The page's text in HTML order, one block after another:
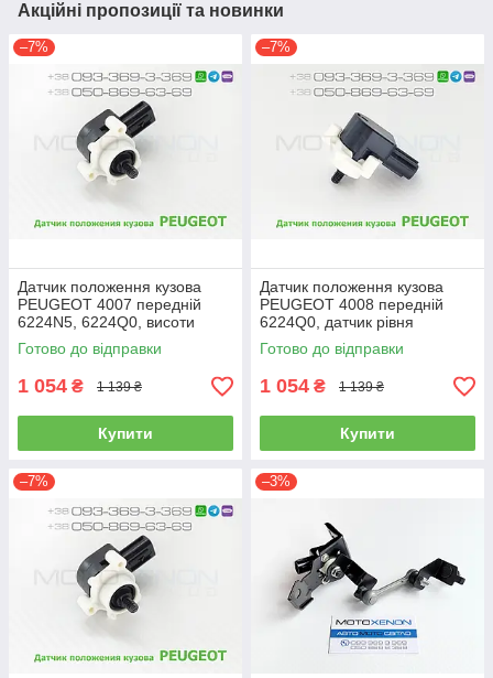
Акційні пропозиції та новинки
–7%
Датчик положення кузова
PEUGEOT 4007 передній
6224N5, 6224Q0, висоти
рівня нахилу світла фар
(AFS)
Готово до відправки
1 054 ₴ 1 139 ₴
Купити
–7%
Датчик положення кузова
PEUGEOT 4008 передній
6224Q0, датчик рівня
коректора нахилу світла фар
(AFS)
Готово до відправки
1 054 ₴ 1 139 ₴
Купити
–7% –3%